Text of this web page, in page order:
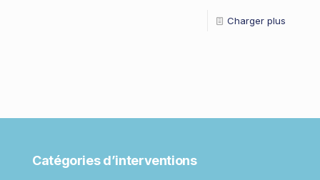
Charger plus
Catégories d’interventions